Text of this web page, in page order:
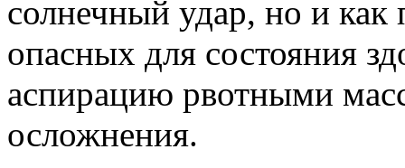
солнечный удар, но и как
опасных для состояния
аспирацию рвотными
осложнения.